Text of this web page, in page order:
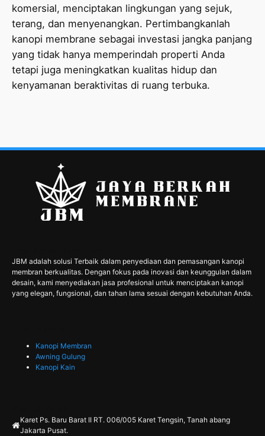
komersial, menciptakan lingkungan yang sejuk,
terang, dan menyenangkan. Pertimbangkanlah
kanopi membrane sebagai investasi jangka panjang
yang tidak hanya memperindah properti Anda
tetapi juga meningkatkan kualitas hidup dan
kenyamanan beraktivitas di ruang terbuka.
JBM adalah solusi Terbaik dalam penyediaan dan pemasangan kanopi
membran berkualitas. Dengan fokus pada inovasi dan keunggulan dalam
desain, kami menyediakan jasa profesional untuk menciptakan kanopi
yang elegan, fungsional, dan tahan lama sesuai dengan kebutuhan Anda.
Kanopi Membran
Awning Gulung
Kanopi Kain
Karet Ps. Baru Barat II RT. 006/005 Karet Tengsin, Tanah abang
Jakarta Pusat.